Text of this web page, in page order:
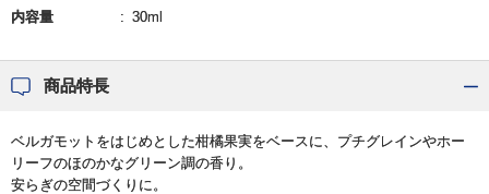
内容量 30ml
商品特長
ベルガモットをはじめとした柑橘果実をベースに、プチグレインやホー
リーフのほのかなグリーン調の香り。
安らぎの空間づくりに。